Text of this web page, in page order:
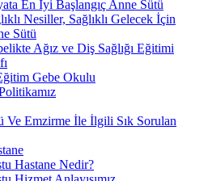
En İyi Başlangıç Anne Sütü
Nesiller, Sağlıklı Gelecek İçin
Sütü
Ağız ve Diş Sağlığı Eğitimi
Gebe Okulu
Ve Emzirme İle İlgili Sık Sorulan
Hastane Nedir?